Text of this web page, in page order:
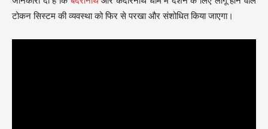
टोकन सिस्टम की व्यवस्था को फिर से परखा और संशोधित किया जाएगा।